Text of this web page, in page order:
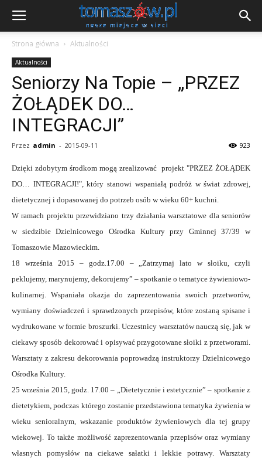
Strona główna Aktualności
Aktualności
Seniorzy Na Topie – „PRZEZ
ŻOŁĄDEK DO…
INTEGRACJI”
Przez admin - 2015-09-11 923
Dzięki zdobytym środkom mogą zrealizować projekt "PRZEZ ŻOŁĄDEK
DO… INTEGRACJI!", który stanowi wspaniałą podróż w świat zdrowej,
dietetycznej i dopasowanej do potrzeb osób w wieku 60+ kuchni.
W ramach projektu przewidziano trzy działania warsztatowe dla seniorów
w siedzibie Dzielnicowego Ośrodka Kultury przy Gminnej 37/39 w
Tomaszowie Mazowieckim.
18 września 2015 – godz.17.00 – „Zatrzymaj lato w słoiku, czyli
peklujemy, marynujemy, dekorujemy” – spotkanie o tematyce żywieniowo-
kulinarnej. Wspaniała okazja do zaprezentowania swoich przetworów,
wymiany doświadczeń i sprawdzonych przepisów, które zostaną spisane i
wydrukowane w formie broszurki. Uczestnicy warsztatów nauczą się, jak w
ciekawy sposób dekorować i opisywać przygotowane słoiki z przetworami.
Warsztaty z zakresu dekorowania poprowadzą instruktorzy Dzielnicowego
Ośrodka Kultury.
25 września 2015, godz. 17.00 – „Dietetycznie i estetycznie” – spotkanie z
dietetykiem, podczas którego zostanie przedstawiona tematyka żywienia w
wieku senioralnym, wskazanie produktów żywieniowych dla tej grupy
wiekowej. To także możliwość zaprezentowania przepisów oraz wymiany
własnych pomysłów na ciekawe sałatki i lekkie potrawy. Warsztaty